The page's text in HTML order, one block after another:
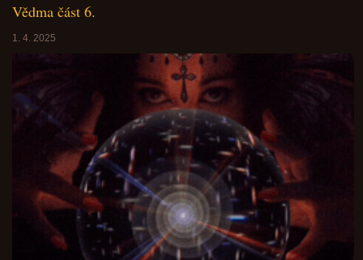
Vědma část 6.
1. 4. 2025